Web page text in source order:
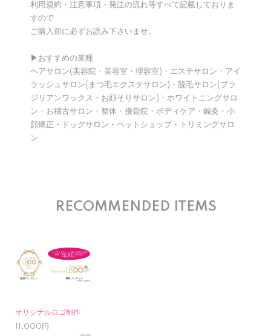
利用規約・注意事項・発注の流れ等すべて記載しておりま
すので
ご購入前に必ずお読み下さいませ。
▶︎おすすめの業種
ヘアサロン(美容院・美容室・理容室)・エステサロン・アイ
ラッシュサロン(まつ毛エクステサロン)・脱毛サロン(ブラ
ジリアンワックス・お顔そりサロン)・ホワイトニングサロ
ン・お稽古サロン・整体・接骨院・ボディケア・鍼灸・小
顔矯正・ドッグサロン・ペットショップ・トリミングサロ
ン
RECOMMENDED ITEMS
オリジナルロゴ制作
11,000円